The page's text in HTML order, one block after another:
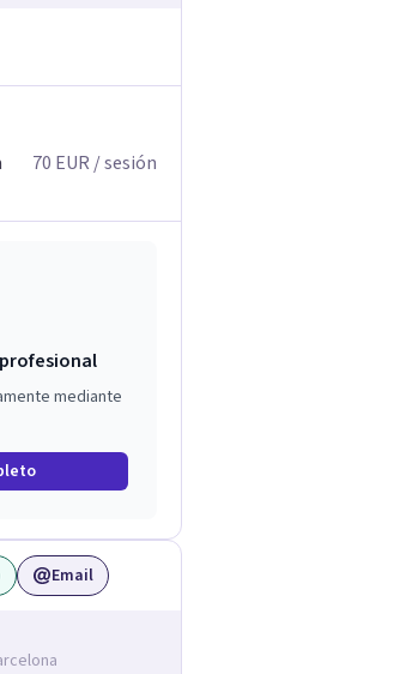
70 EUR / sesión
mediante
Email